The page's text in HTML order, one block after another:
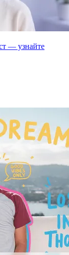
— узнайте